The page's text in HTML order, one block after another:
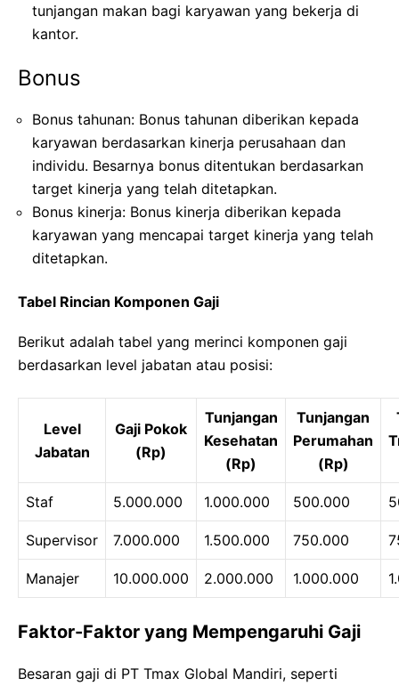
tunjangan makan bagi karyawan yang bekerja di
kantor.
Bonus
Bonus tahunan: Bonus tahunan diberikan kepada
karyawan berdasarkan kinerja perusahaan dan
individu. Besarnya bonus ditentukan berdasarkan
target kinerja yang telah ditetapkan.
Bonus kinerja: Bonus kinerja diberikan kepada
karyawan yang mencapai target kinerja yang telah
ditetapkan.
Tabel Rincian Komponen Gaji
Berikut adalah tabel yang merinci komponen gaji
berdasarkan level jabatan atau posisi:
Level
Jabatan
Gaji Pokok
(Rp)
Tunjangan
Kesehatan
(Rp)
Tunjangan
Perumahan
(Rp)
Staf 5.000.000 1.000.000 500.000
Supervisor 7.000.000 1.500.000 750.000
Manajer 10.000.000 2.000.000 1.000.000
Faktor-Faktor yang Mempengaruhi Gaji
Besaran gaji di PT Tmax Global Mandiri, seperti